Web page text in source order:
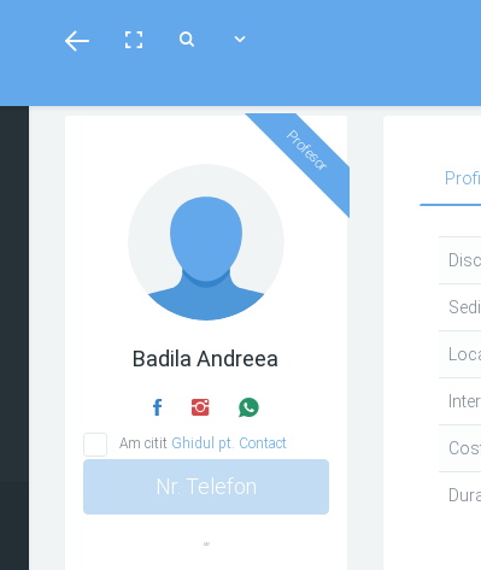
Toggle
Toggle
Toggle
Profesor
Badila Andreea
Am citit Ghidul pt. Contact
Nr. Telefon
""
Profil